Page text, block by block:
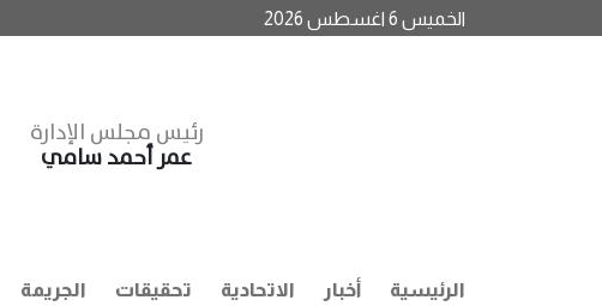
الخميس 6 اغسطس 2026
رئيس مجلس الإدارة
عمر أحمد سامي
الرئيسية أخبار الاتحادية تحقيقات الجريمة